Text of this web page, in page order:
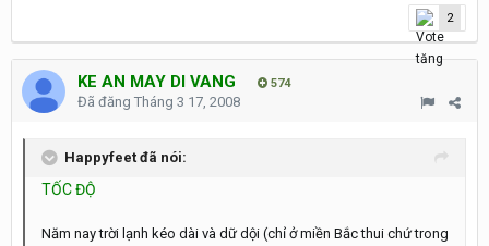
2
KE AN MAY DI VANG 574
Đã đăng Tháng 3 17, 2008
Happyfeet đã nói:
TỐC ĐỘ
Năm nay trời lạnh kéo dài và dữ dội (chỉ ở miền Bắc thui chứ trong